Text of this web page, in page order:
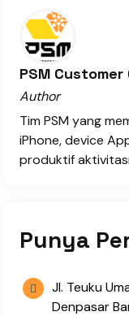
PSM Customer
Author
Tim PSM yang
iPhone, device
produktif
Punya

Jl. Teuku
Denpasar